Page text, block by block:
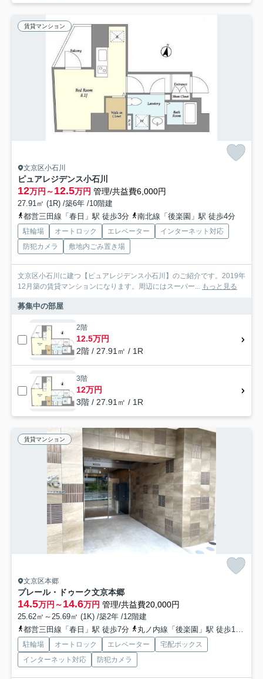
賃貸マンション
文京区小石川
ピュアレジデンス小石川
12万円～12.5万円 管理/共益費6,000円
27.91㎡ (1R) /築6年 /10階建
都営三田線「春日」駅 徒歩3分
南北線「後楽園」駅 徒歩4分
駐輪場 オートロック エレベーター
インターネット対応
防犯カメラ
敷地内ごみ置き場
文京区小石川に建つ【ピュアレジデンス小石川】のご紹介です。2019年
12月築の賃貸マンションになります。周辺にはスーパー... もっと見る
募集中の部屋
2階
12.5万円
2階 / 27.91㎡ / 1R
3階
12万円
3階 / 27.91㎡ / 1R
賃貸マンション
文京区本郷
プレール・ドゥーク文京本郷
14.5万円～14.6万円 管理/共益費20,000円
25.62㎡～25.69㎡ (1K) /築2年 /12階建
都営三田線「春日」駅 徒歩7分
丸ノ内線「後楽園」駅 徒歩10分
駐輪場 オートロック エレベーター
宅配ボックス
インターネット対応
防犯カメラ